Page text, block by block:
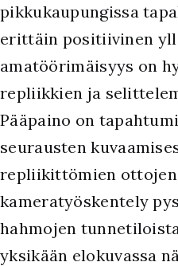
pikkukaupungissa
erittäin positiivinen
amatöörimäisyys on
repliikkien ja
Pääpaino on
seurausten
repliikittömien ottojen
kameratyöskentely
hahmojen
yksikään elokuvassa